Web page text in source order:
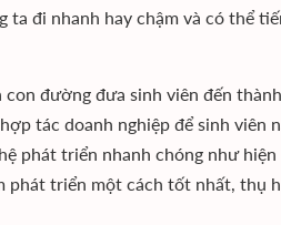
ta đi nhanh hay chậm và có thể
đường đưa sinh viên đến
tác doanh nghiệp để sinh
phát triển nhanh chóng như
phát triển một cách tốt nhất, thụ